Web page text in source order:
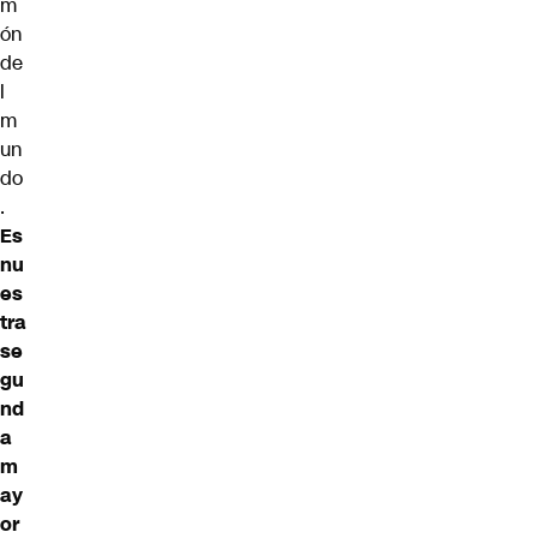
ón
de
l
m
un
do
.
Es
nu
es
tra
se
gu
nd
a
m
ay
or